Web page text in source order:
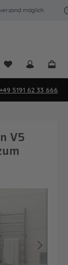
möglich
Du hast 0
+49 5191 62 33 666
V5